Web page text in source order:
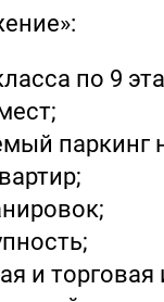
по 9
паркинг
и торговая